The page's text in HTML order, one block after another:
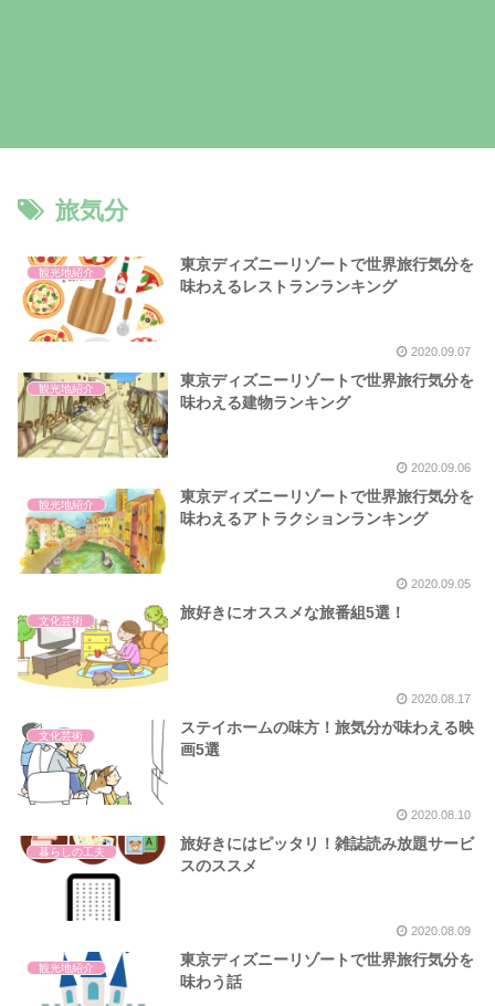
旅気分
観光地紹介
東京ディズニーリゾートで世界旅行気分を
味わえるレストランランキング
2020.09.07
観光地紹介
東京ディズニーリゾートで世界旅行気分を
味わえる建物ランキング
2020.09.06
観光地紹介
東京ディズニーリゾートで世界旅行気分を
味わえるアトラクションランキング
2020.09.05
文化芸術 旅好きにオススメな旅番組5選！
2020.08.17
文化芸術
ステイホームの味方！旅気分が味わえる映
画5選
2020.08.10
暮らしの工夫
旅好きにはピッタリ！雑誌読み放題サービ
スのススメ
2020.08.09
観光地紹介
東京ディズニーリゾートで世界旅行気分を
味わう話